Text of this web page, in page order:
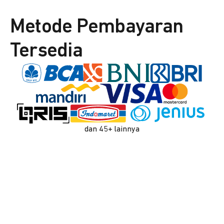
Metode Pembayaran
Tersedia
dan 45+ lainnya